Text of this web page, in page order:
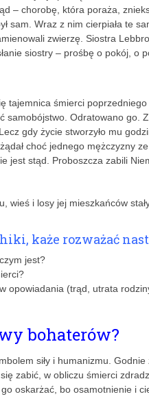
– chorobę, która poraża,
sam. Wraz z nim cierpiała te
zwierzę. Siostra
siostry – prośbę o pokój,
tajemnica śmierci
samobójstwo. Odratowano go.
gdy życie stworzyło mu
choć jednego mężczyzny
jest stąd. Proboszcza zabili
wieś i losy jej mieszkańców
każe rozważać
jest?
opowiadania (trąd, utrata
bohaterów?
siły i humanizmu.
zabić, w obliczu śmierci
oskarżać, bo osamotnienie i